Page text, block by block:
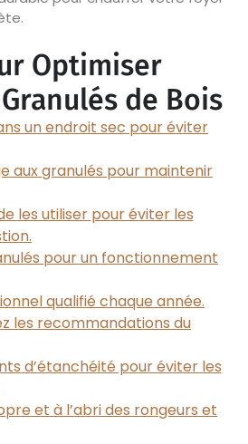
Optimiser
de Bois
un endroit sec pour éviter
aux granulés pour maintenir
les utiliser pour éviter les
pour un fonctionnement
qualifié chaque année.
les recommandations du
d’étanchéité pour éviter les
et à l’abri des rongeurs et